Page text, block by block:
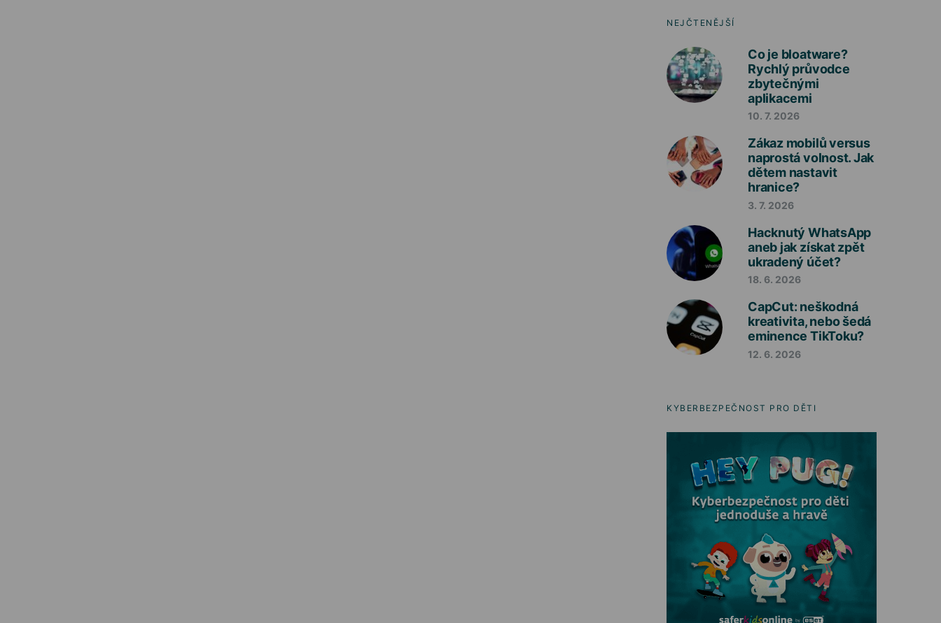
NEJČTENĚJŠÍ
Co je bloatware?
Rychlý průvodce
zbytečnými
aplikacemi
10. 7. 2026
Zákaz mobilů versus
naprostá volnost. Jak
dětem nastavit
hranice?
3. 7. 2026
Hacknutý WhatsApp
aneb jak získat zpět
ukradený účet?
18. 6. 2026
CapCut: neškodná
kreativita, nebo šedá
eminence TikToku?
12. 6. 2026
KYBERBEZPEČNOST PRO DĚTI